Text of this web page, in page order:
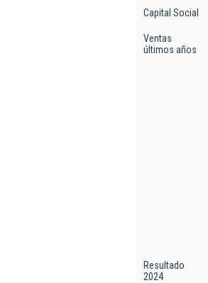
Capital Social
Ventas
últimos años
Resultado
2024